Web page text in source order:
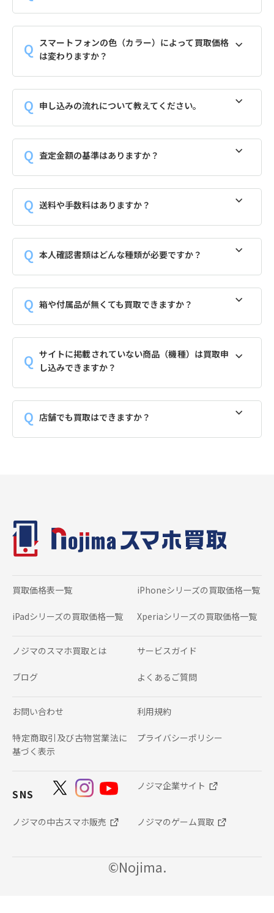
スマートフォンの色（カラー）によって買取価格
は変わりますか？
申し込みの流れについて教えてください。
査定金額の基準はありますか？
送料や手数料はありますか？
本人確認書類はどんな種類が必要ですか？
箱や付属品が無くても買取できますか？
サイトに掲載されていない商品（機種）は買取申
し込みできますか？
店舗でも買取はできますか？
買取価格表一覧 iPhoneシリーズの 買取価格一覧
iPadシリーズの 買取価格一覧 Xperiaシリーズの 買取価格一覧
ノジマのスマホ買取とは サービスガイド
ブログ よくあるご質問
お問い合わせ 利用規約
特定商取引及び古物営業法に
基づく表示
プライバシーポリシー
SNS
ノジマ企業サイト
ノジマの中古スマホ販売 ノジマのゲーム買取
©Nojima.